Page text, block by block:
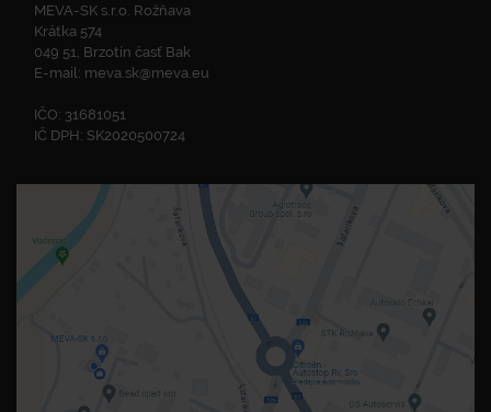
MEVA-SK s.r.o. Rožňava
Krátka 574
049 51, Brzotín časť Bak
E-mail: meva.sk@meva.eu
IČO: 31681051
IČ DPH: SK2020500724